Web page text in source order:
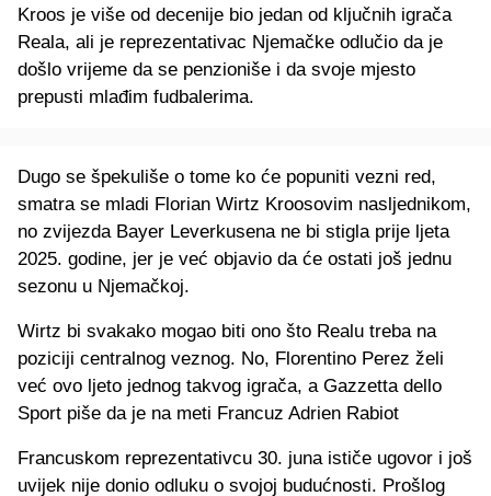
Kroos je više od decenije bio jedan od ključnih igrača
Reala, ali je reprezentativac Njemačke odlučio da je
došlo vrijeme da se penzioniše i da svoje mjesto
prepusti mlađim fudbalerima.
Dugo se špekuliše o tome ko će popuniti vezni red,
smatra se mladi Florian Wirtz Kroosovim nasljednikom,
no zvijezda Bayer Leverkusena ne bi stigla prije ljeta
2025. godine, jer je već objavio da će ostati još jednu
sezonu u Njemačkoj.
Wirtz bi svakako mogao biti ono što Realu treba na
poziciji centralnog veznog. No, Florentino Perez želi
već ovo ljeto jednog takvog igrača, a Gazzetta dello
Sport piše da je na meti Francuz Adrien Rabiot
Francuskom reprezentativcu 30. juna ističe ugovor i još
uvijek nije donio odluku o svojoj budućnosti. Prošlog